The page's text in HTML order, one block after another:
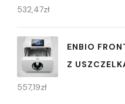
532,47zł
ENBIO
Z
557,19zł